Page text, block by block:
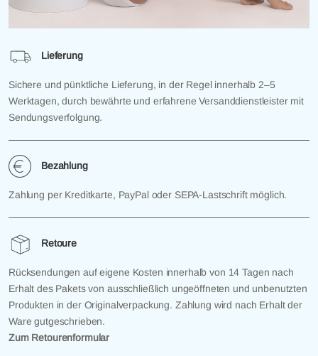
Lieferung
Sichere und pünktliche Lieferung, in der Regel innerhalb 2–5
Werktagen, durch bewährte und erfahrene Versanddienstleister mit
Sendungsverfolgung.
Bezahlung
Zahlung per Kreditkarte, PayPal oder SEPA-Lastschrift möglich.
Retoure
Rücksendungen auf eigene Kosten innerhalb von 14 Tagen nach
Erhalt des Pakets von ausschließlich ungeöffneten und unbenutzten
Produkten in der Originalverpackung. Zahlung wird nach Erhalt der
Ware gutgeschrieben.
Zum Retourenformular